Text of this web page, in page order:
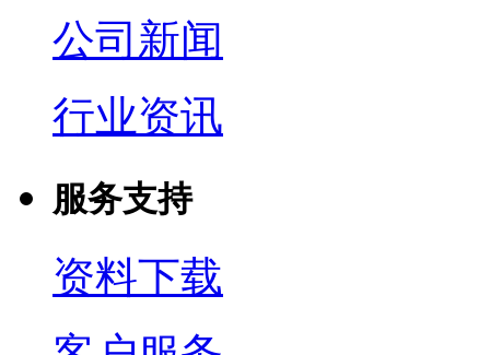
公司新闻
行业资讯
服务支持
资料下载